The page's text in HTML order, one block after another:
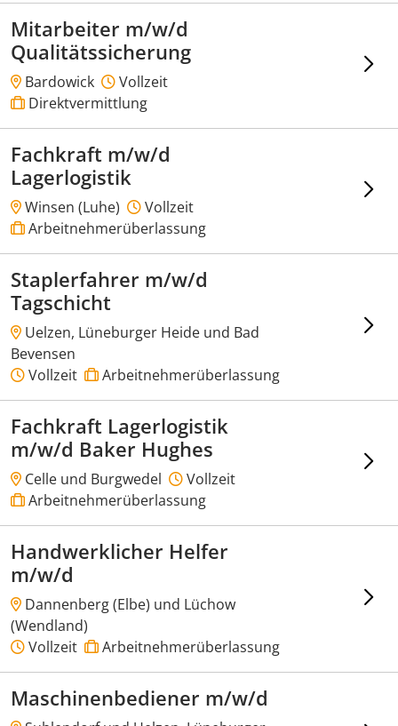
Mitarbeiter m/w/d
Qualitätssicherung
Bardowick
Vollzeit
Direktvermittlung
Fachkraft m/w/d
Lagerlogistik
Winsen (Luhe)
Vollzeit
Arbeitnehmerüberlassung
Staplerfahrer m/w/d
Tagschicht
Uelzen, Lüneburger Heide und Bad
Bevensen
Vollzeit
Arbeitnehmerüberlassung
Fachkraft Lagerlogistik
m/w/d Baker Hughes
Celle und Burgwedel
Vollzeit
Arbeitnehmerüberlassung
Handwerklicher Helfer
m/w/d
Dannenberg (Elbe) und Lüchow
(Wendland)
Vollzeit
Arbeitnehmerüberlassung
Maschinenbediener m/w/d